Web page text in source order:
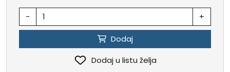
- +
Dodaj
Dodaj u listu želja